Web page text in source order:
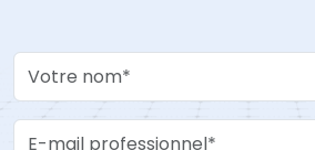
Your Name
Work Email